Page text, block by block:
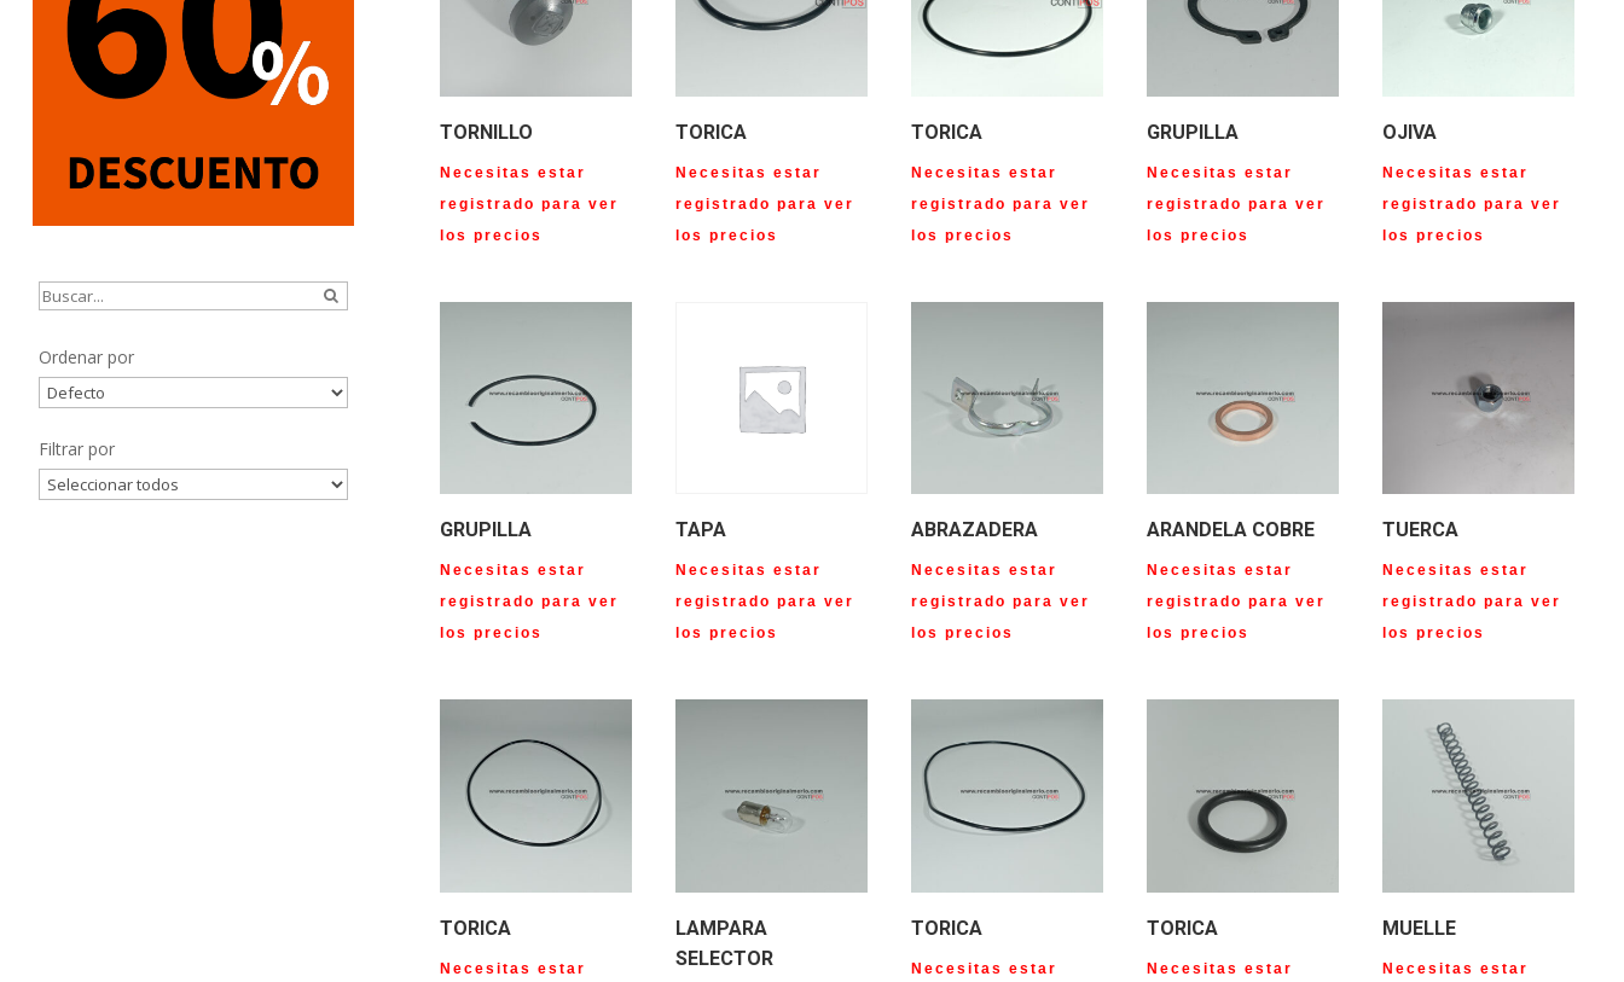
Ordenar por
Sort Products
Filtrar por
TORNILLO
Necesitas estar
registrado para ver
los precios
TORICA
Necesitas estar
registrado para ver
los precios
TORICA
Necesitas estar
registrado para ver
los precios
GRUPILLA
Necesitas estar
registrado para ver
los precios
OJIVA
Necesitas estar
registrado para ver
los precios
GRUPILLA
Necesitas estar
registrado para ver
los precios
TAPA
Necesitas estar
registrado para ver
los precios
ABRAZADERA
Necesitas estar
registrado para ver
los precios
ARANDELA COBRE
Necesitas estar
registrado para ver
los precios
TUERCA
Necesitas estar
registrado para ver
los precios
TORICA
Necesitas estar
LAMPARA
SELECTOR
TORICA
Necesitas estar
TORICA
Necesitas estar
MUELLE
Necesitas estar